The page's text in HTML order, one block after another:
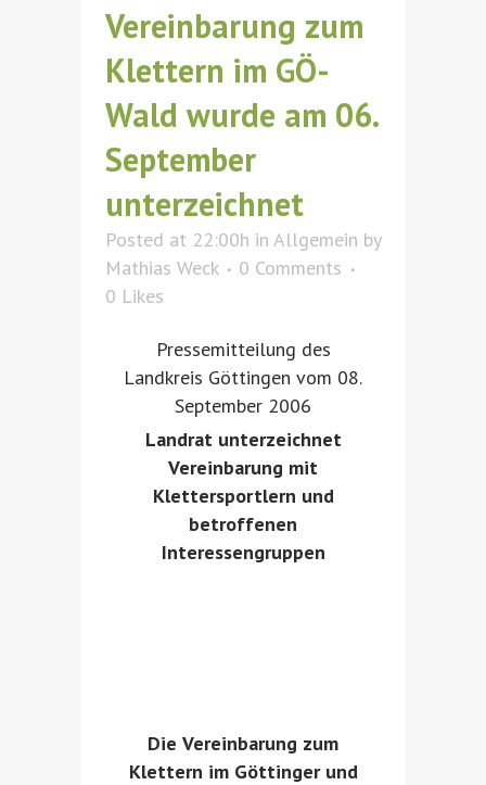
Vereinbarung zum
Klettern im GÖ-
Wald wurde am 06.
September
unterzeichnet
Posted at 22:00h in Allgemein by
Mathias Weck
0 Comments
0 Likes
Pressemitteilung des
Landkreis Göttingen vom 08.
September 2006
Landrat unterzeichnet
Vereinbarung mit
Klettersportlern und
betroffenen
Interessengruppen
Die Vereinbarung zum
Klettern im Göttinger und